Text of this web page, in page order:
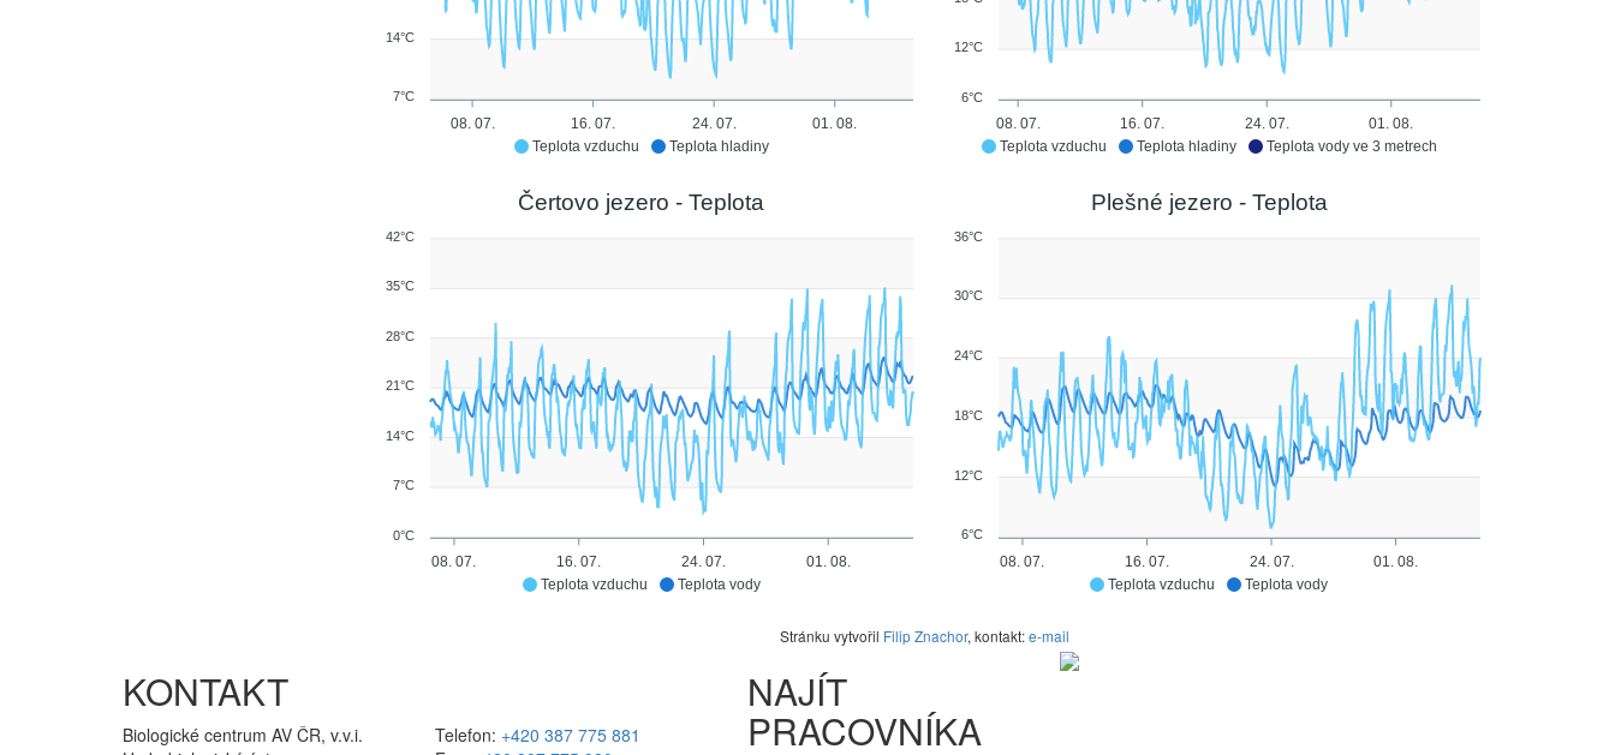
Teplota vzduchu Teplota hladiny
08. 07. 16. 07. 24. 07. 01. 08.
14°C
7°C
Teplota vzduchu Teplota hladiny Teplota vody ve 3 metrech
08. 07. 16. 07. 24. 07. 01. 08.
12°C
6°C
Teplota vzduchu Teplota vody
08. 07. 16. 07. 24. 07. 01. 08.
Čertovo jezero - Teplota
42°C
35°C
28°C
21°C
14°C
7°C
0°C
Teplota vzduchu Teplota vody
08. 07. 16. 07. 24. 07. 01. 08.
Plešné jezero - Teplota
36°C
30°C
24°C
18°C
12°C
6°C
Stránku vytvořil Filip Znachor, kontakt:e-mail
KONTAKT
Biologické centrum AV ČR, v.v.i.
Telefon: +420 387 775 881
NAJÍT
PRACOVNÍKA